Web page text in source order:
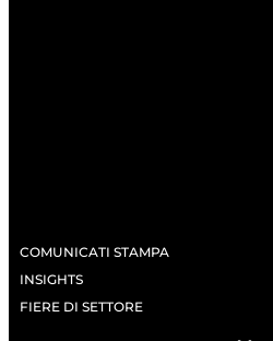
COMUNICATI STAMPA
INSIGHTS
FIERE DI SETTORE